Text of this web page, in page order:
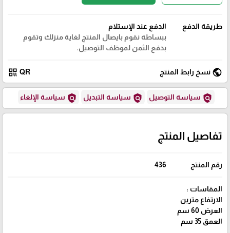
طريقة الدفع
الدفع عند الإستلام
ببساطة نقوم بايصال المنتج لغاية منزلك وتقوم
بدفع الثمن لموظف التوصيل.
public نسخ رابط المنتج QR
qr_code
policy سياسة التوصيل policy سياسة التبديل policy سياسة الإلغاء
تفاصيل المنتج
رقم المنتج 436
المقاسات :
الارتفاع مترين
العرض 60 سم
العمق 35 سم